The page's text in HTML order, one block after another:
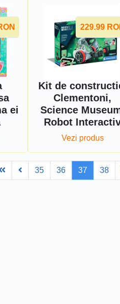
ei
229.99
Kit de
Clementoni,
Science
Robot
Vezi produs
FirstPrev35 36 37 38